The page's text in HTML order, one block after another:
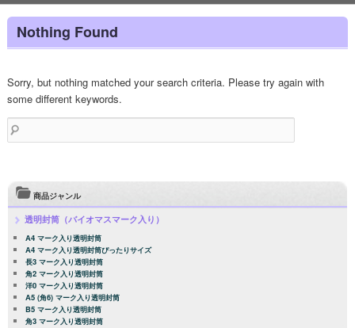
Nothing Found
Sorry, but nothing matched your search criteria. Please try again with
some different keywords.
検
索:
商品ジャンル
透明封筒（バイオマスマーク入り）
A4 マーク入り透明封筒
A4 マーク入り透明封筒ぴったりサイズ
長3 マーク入り透明封筒
角2 マーク入り透明封筒
洋0 マーク入り透明封筒
A5 (角6) マーク入り透明封筒
B5 マーク入り透明封筒
角3 マーク入り透明封筒